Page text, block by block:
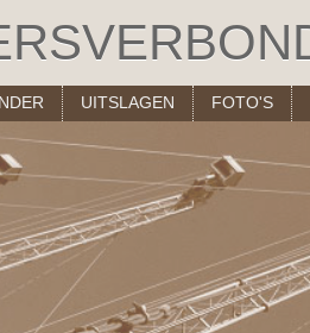
UITSLAGEN FOTO'S